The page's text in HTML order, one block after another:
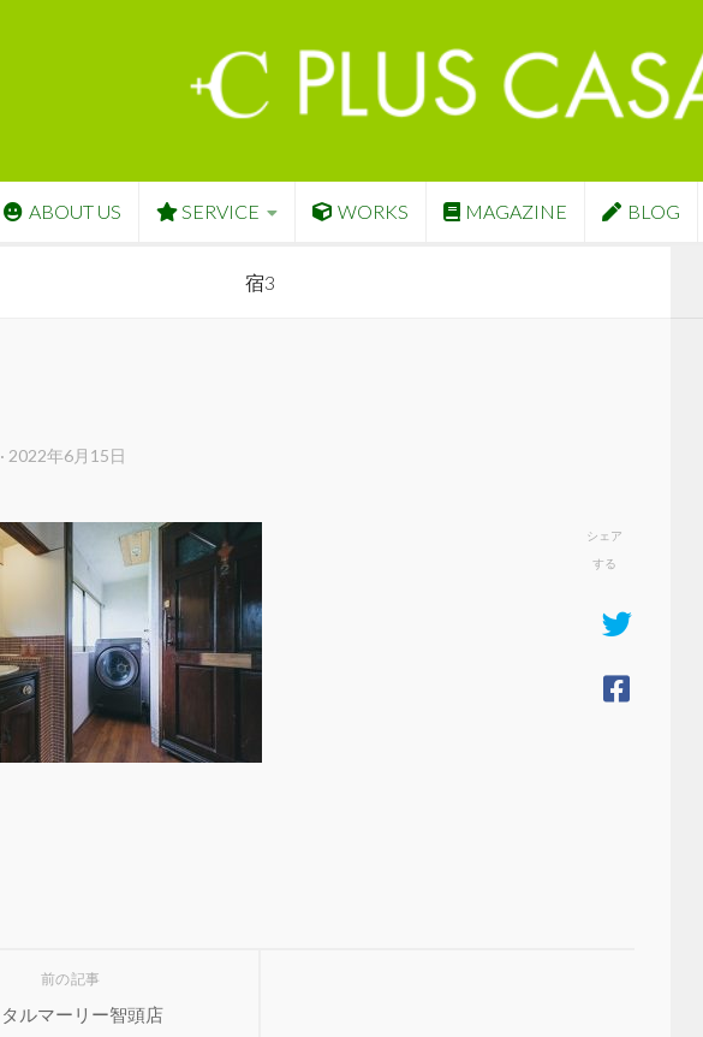
ABOUT US SERVICE WORKS MAGAZINE BLOG
宿3
· 2022年6月15日
シェア
する
前の記事
タルマーリー智頭店